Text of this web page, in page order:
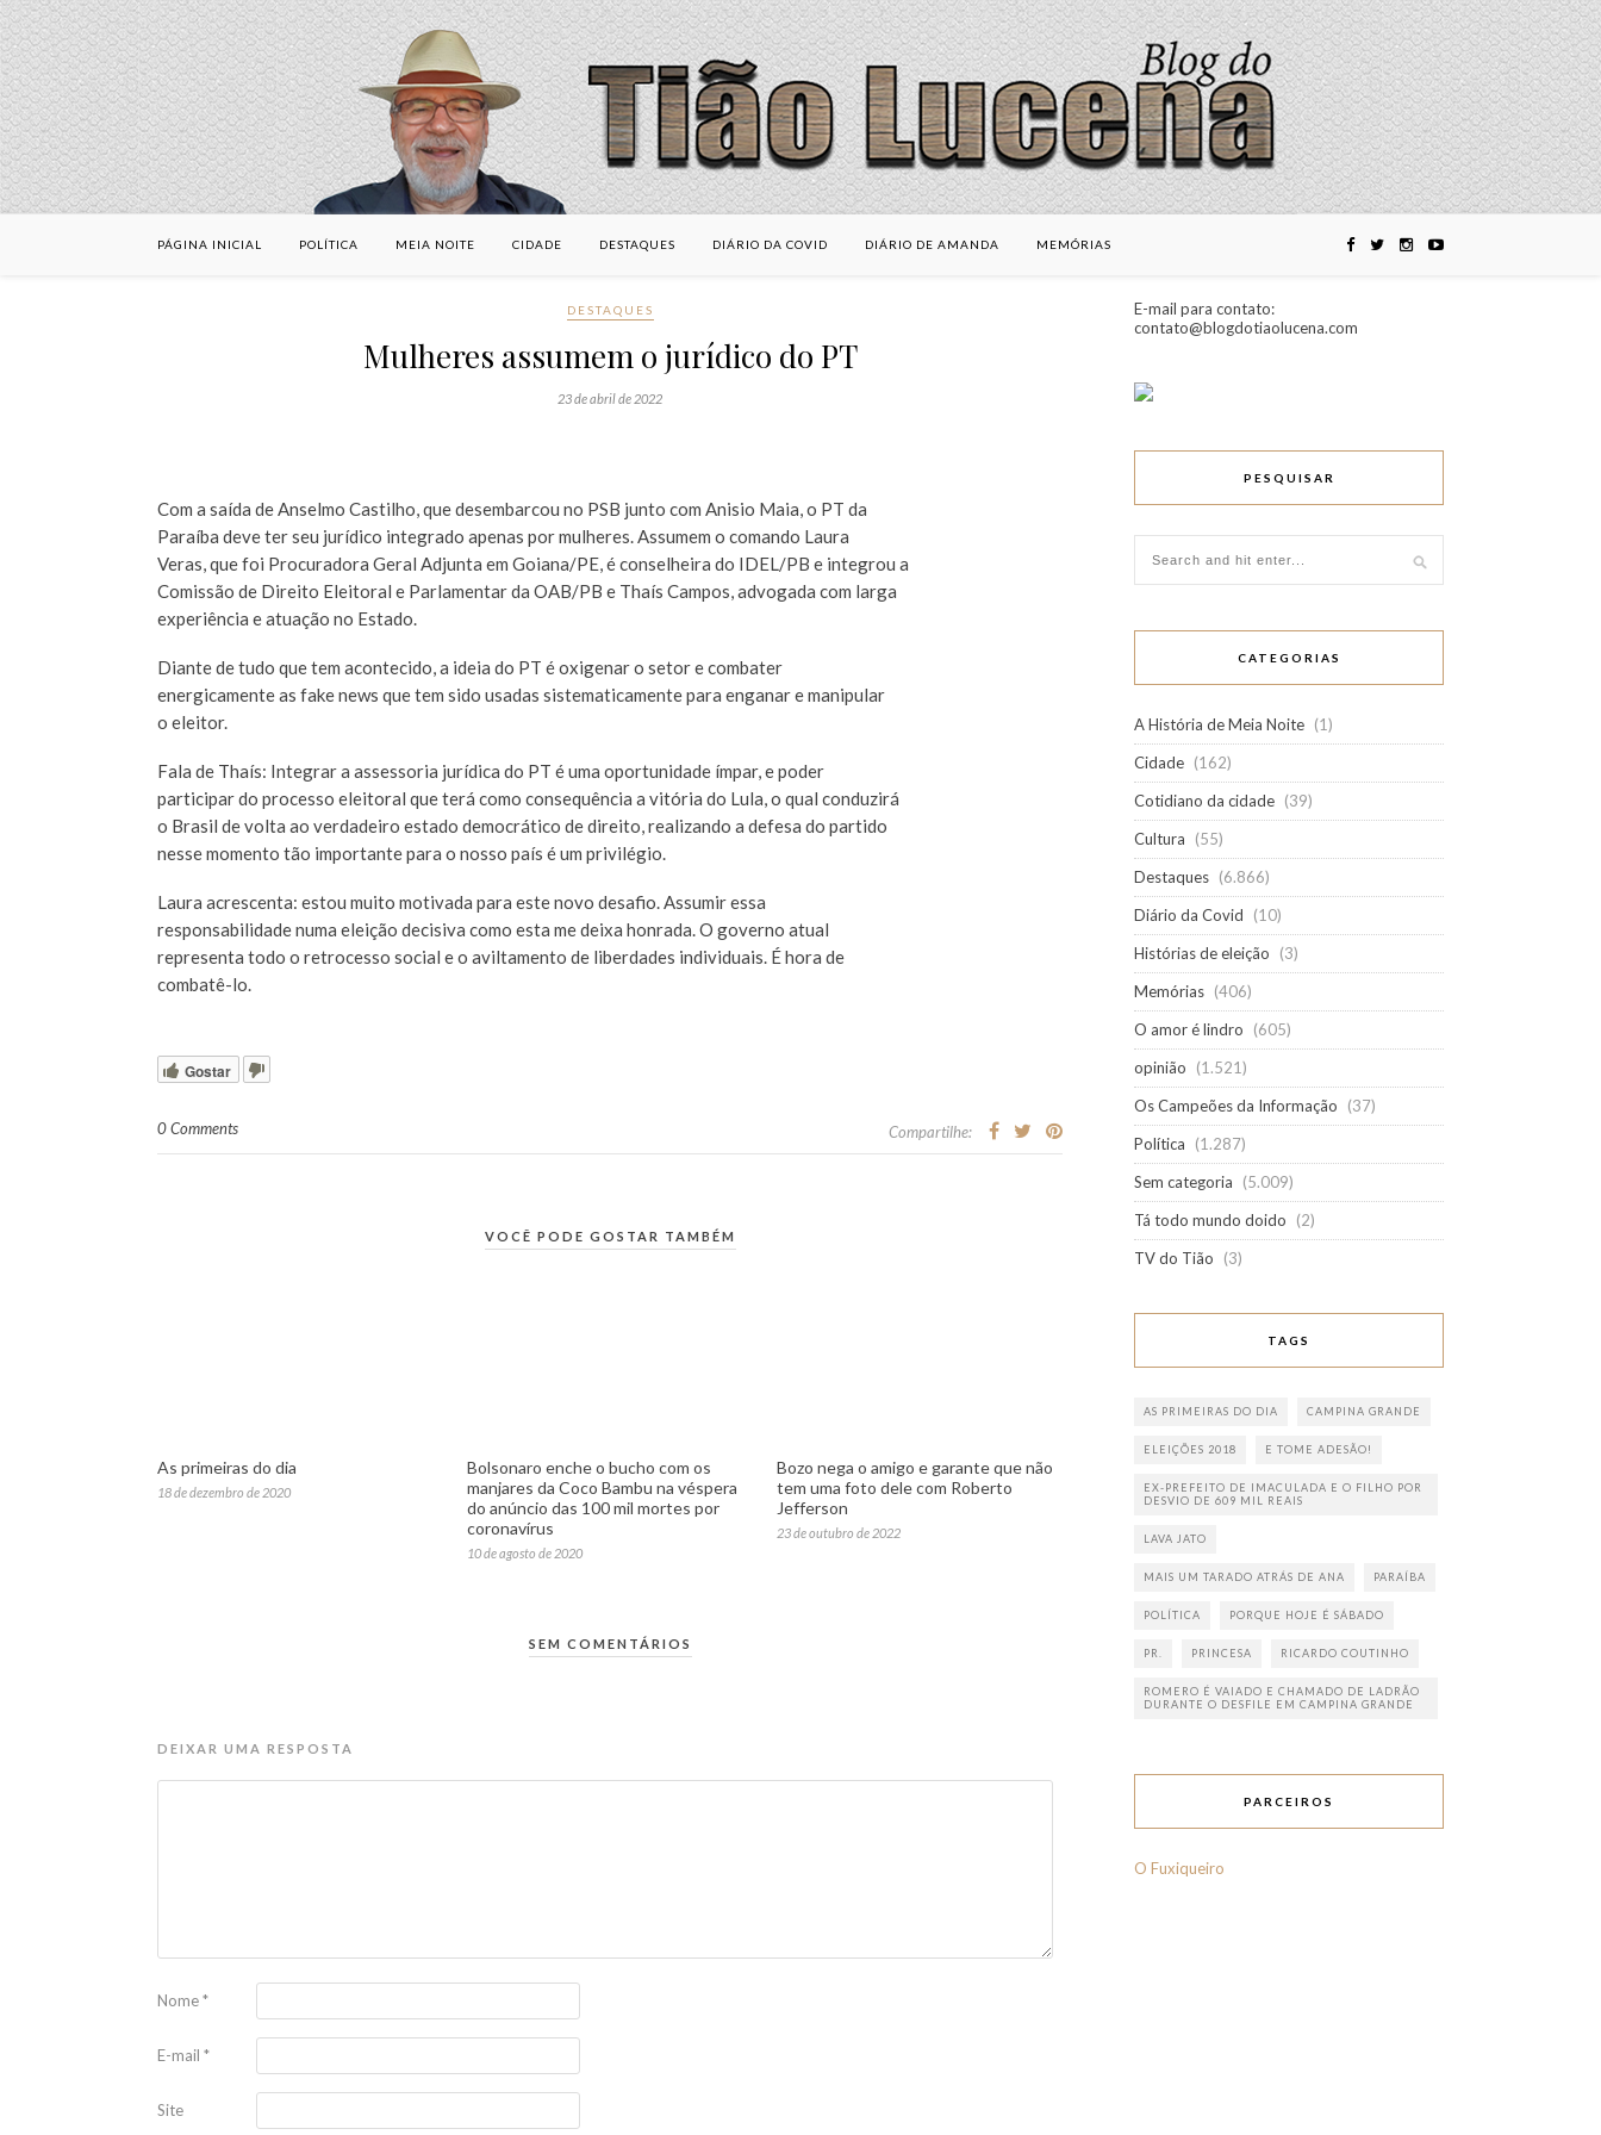
PÁGINA INICIAL POLÍTICA MEIA NOITE CIDADE DESTAQUES DIÁRIO DA COVID DIÁRIO DE AMANDA MEMÓRIAS
DESTAQUES
Mulheres assumem o jurídico do PT
23 de abril de 2022
Com a saída de Anselmo Castilho, que desembarcou no PSB junto com Anisio Maia, o PT da
Paraíba deve ter seu jurídico integrado apenas por mulheres. Assumem o comando Laura
Veras, que foi Procuradora Geral Adjunta em Goiana/PE, é conselheira do IDEL/PB e integrou a
Comissão de Direito Eleitoral e Parlamentar da OAB/PB e Thaís Campos, advogada com larga
experiência e atuação no Estado.
Diante de tudo que tem acontecido, a ideia do PT é oxigenar o setor e combater
energicamente as fake news que tem sido usadas sistematicamente para enganar e manipular
o eleitor.
Fala de Thaís: Integrar a assessoria jurídica do PT é uma oportunidade ímpar, e poder
participar do processo eleitoral que terá como consequência a vitória do Lula, o qual conduzirá
o Brasil de volta ao verdadeiro estado democrático de direito, realizando a defesa do partido
nesse momento tão importante para o nosso país é um privilégio.
Laura acrescenta: estou muito motivada para este novo desafio. Assumir essa
responsabilidade numa eleição decisiva como esta me deixa honrada. O governo atual
representa todo o retrocesso social e o aviltamento de liberdades individuais. É hora de
combatê-lo.
Gostar
0 Comments Compartilhe:
VOCÊ PODE GOSTAR TAMBÉM
As primeiras do dia
18 de dezembro de 2020
Bolsonaro enche o bucho com os
manjares da Coco Bambu na véspera
do anúncio das 100 mil mortes por
coronavírus
10 de agosto de 2020
Bozo nega o amigo e garante que não
tem uma foto dele com Roberto
Jefferson
23 de outubro de 2022
SEM COMENTÁRIOS
DEIXAR UMA RESPOSTA
Nome*
E-mail *
Site
E-mail para contato:
contato@blogdotiaolucena.com
PESQUISAR
CATEGORIAS
A História de Meia Noite (1)
Cidade (162)
Cotidiano da cidade (39)
Cultura
(55)
Destaques (6.866)
Diário da Covid
(10)
Histórias de eleição
(3)
Memórias (406)
O amor é lindro
(605)
opinião
(1.521)
Os Campeões da Informação
(37)
Política
(1.287)
Sem categoria
(5.009)
Tá todo mundo doido
(2)
TV do Tião
(3)
TAGS
AS PRIMEIRAS DO DIA CAMPINA GRANDE
ELEIÇÕES 2018 E TOME ADESÃO!
EX-PREFEITO DE IMACULADA E O FILHO POR
DESVIO DE 609 MIL REAIS
LAVA JATO
MAIS UM TARADO ATRÁS DE ANA PARAÍBA
POLÍTICA PORQUE HOJE É SÁBADO
PR. PRINCESA RICARDO COUTINHO
ROMERO É VAIADO E CHAMADO DE LADRÃO
DURANTE O DESFILE EM CAMPINA GRANDE
PARCEIROS
O Fuxiqueiro